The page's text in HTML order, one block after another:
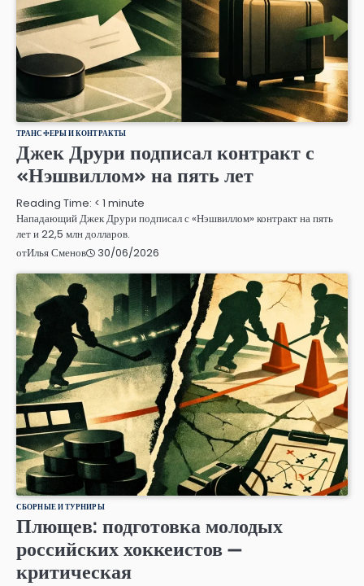
ТРАНСФЕРЫ И КОНТРАКТЫ
Джек Друри подписал контракт с
«Нэшвиллом» на пять лет
Reading Time: < 1 minute
Нападающий Джек Друри подписал с «Нэшвиллом» контракт на пять
лет и 22,5 млн долларов.
отИлья Сменов 30/06/2026
СБОРНЫЕ И ТУРНИРЫ
Плющев: подготовка молодых
российских хоккеистов —
критическая